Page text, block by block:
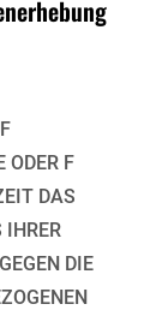
ODER F
DAS
IHRER
DIE